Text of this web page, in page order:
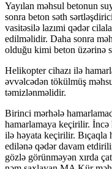
Yayılan məhsul betonun
sonra beton səth
vasitəsilə lazımi qədər
edilməlidir. Daha sonra
olduğu kimi beton üzərinə
Helikopter cihazı ilə
əvvəlcədən tökülmüş
təmizlənməlidir.
Birinci mərhələ
hamarlamaya keçirilir. İncə
ilə həyata keçirilir. Bıçaqla
edilənə qədər davam
gözlə görünməyən xırda